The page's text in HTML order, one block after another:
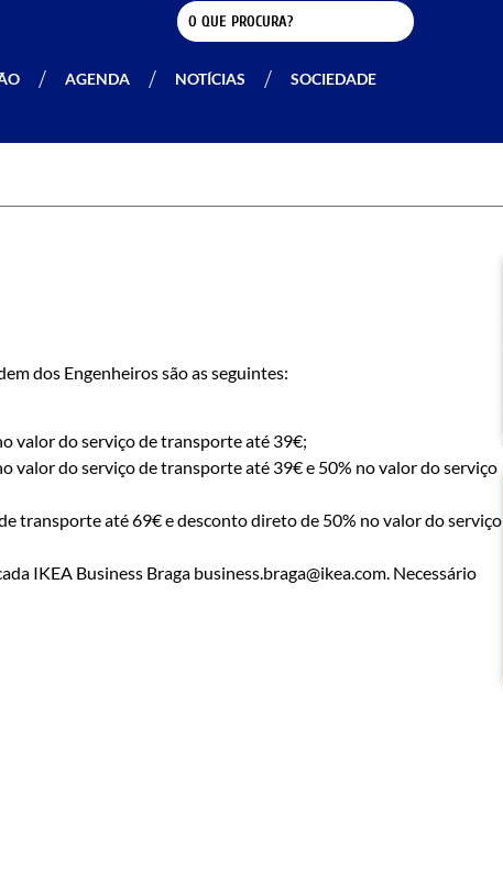
AGENDA NOTÍCIAS SOCIEDADE
dos Engenheiros são as seguintes:
valor do serviço de transporte até 39€;
valor do serviço de transporte até 39€ e 50% no valor do serviço
transporte até 69€ e desconto direto de 50% no valor do serviço
IKEA Business Braga business.braga@ikea.com. Necessário